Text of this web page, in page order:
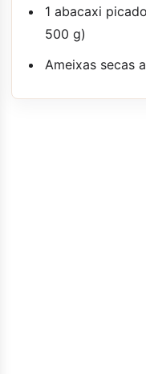
1 abacaxi
500 g)
Ameixas secas